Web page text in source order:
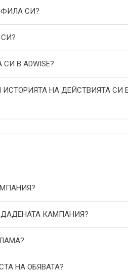
СИ?
В ADWISE?
НА ДЕЙСТВИЯТА СИ В
КАМПАНИЯ?
НА ОБЯВАТА?